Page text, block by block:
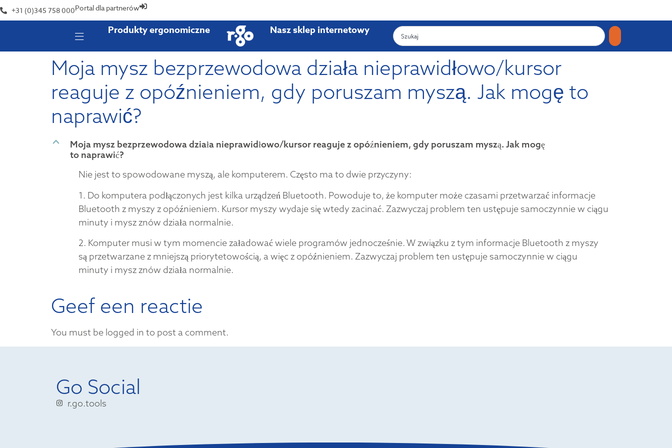
+31 (0)345 758 000Portal dla partnerów
Produkty ergonomiczne Nasz sklep internetowy
Moja mysz bezprzewodowa działa nieprawidłowo/kursor
reaguje z opóźnieniem, gdy poruszam myszą. Jak mogę to
naprawić?
B
Moja mysz bezprzewodowa działa nieprawidłowo/kursor reaguje z opóźnieniem, gdy poruszam myszą. Jak mogę
to naprawić?
Nie jest to spowodowane myszą, ale komputerem. Często ma to dwie przyczyny:
1. Do komputera podłączonych jest kilka urządzeń Bluetooth. Powoduje to, że komputer może czasami przetwarzać informacje
Bluetooth z myszy z opóźnieniem. Kursor myszy wydaje się wtedy zacinać. Zazwyczaj problem ten ustępuje samoczynnie w ciągu
minuty i mysz znów działa normalnie.
2. Komputer musi w tym momencie załadować wiele programów jednocześnie. W związku z tym informacje Bluetooth z myszy
są przetwarzane z mniejszą priorytetowością, a więc z opóźnieniem. Zazwyczaj problem ten ustępuje samoczynnie w ciągu
minuty i mysz znów działa normalnie.
Geef een reactie
You must be logged in to post a comment.
Go Social
r.go.tools